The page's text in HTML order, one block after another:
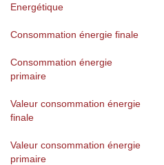
Energétique
Consommation énergie finale
Consommation énergie
primaire
Valeur consommation énergie
finale
Valeur consommation énergie
primaire